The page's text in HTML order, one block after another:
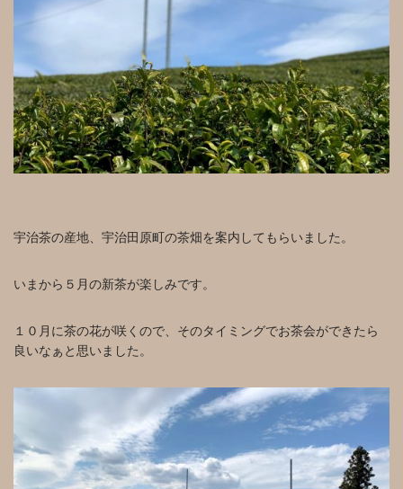
宇治茶の産地、宇治田原町の茶畑を案内してもらいました。
いまから５月の新茶が楽しみです。
１０月に茶の花が咲くので、そのタイミングでお茶会ができたら
良いなぁと思いました。